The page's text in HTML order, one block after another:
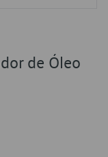
de Óleo